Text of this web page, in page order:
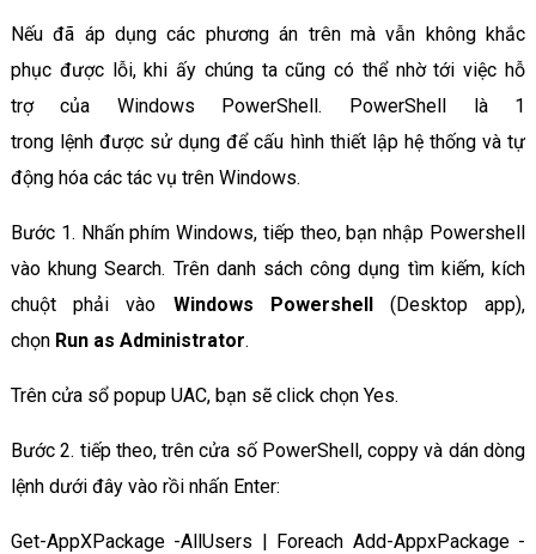
Nếu đã áp dụng các phương án trên mà vẫn không khắc
phục được lỗi, khi ấy chúng ta cũng có thể nhờ tới việc hỗ
trợ của Windows PowerShell. PowerShell là 1
trong lệnh được sử dụng để cấu hình thiết lập hệ thống và tự
động hóa các tác vụ trên Windows.
Bước 1. Nhấn phím Windows, tiếp theo, bạn nhập Powershell
vào khung Search. Trên danh sách công dụng tìm kiếm, kích
chuột phải vào Windows Powershell(Desktop app),
chọn Run as Administrator.
Trên cửa sổ popup UAC, bạn sẽ click chọn Yes.
Bước 2. tiếp theo, trên cửa số PowerShell, coppy và dán dòng
lệnh dưới đây vào rồi nhấn Enter:
Get-AppXPackage -AllUsers | Foreach Add-AppxPackage -